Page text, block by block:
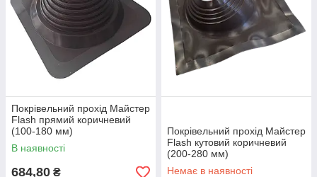
Покрівельний прохід Майстер
Flash прямий коричневий
(100-180 мм)
В наявності
684,80 ₴
Покрівельний прохід Майстер
Flash кутовий коричневий
(200-280 мм)
Немає в наявності